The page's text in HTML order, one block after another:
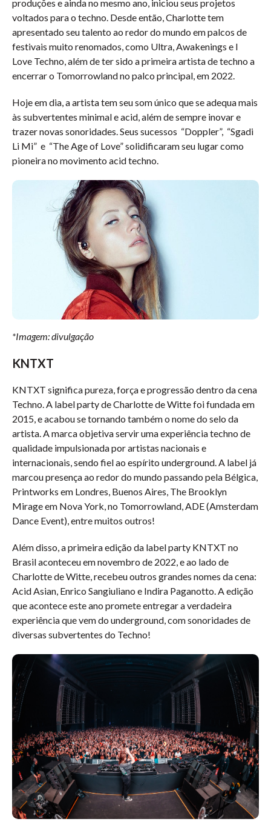
produções e ainda no mesmo ano, iniciou seus projetos
voltados para o techno. Desde então, Charlotte tem
apresentado seu talento ao redor do mundo em palcos de
festivais muito renomados, como Ultra, Awakenings e I
Love Techno, além de ter sido a primeira artista de techno a
encerrar o Tomorrowland no palco principal, em 2022.
Hoje em dia, a artista tem seu som único que se adequa mais
às subvertentes minimal e acid, além de sempre inovar e
trazer novas sonoridades. Seus sucessos “Doppler”, “Sgadi
Li Mi” e “The Age of Love” solidificaram seu lugar como
pioneira no movimento acid techno.
*Imagem: divulgação
KNTXT
KNTXT significa pureza, força e progressão dentro da cena
Techno. A label party de Charlotte de Witte foi fundada em
2015, e acabou se tornando também o nome do selo da
artista. A marca objetiva servir uma experiência techno de
qualidade impulsionada por artistas nacionais e
internacionais, sendo fiel ao espírito underground. A label já
marcou presença ao redor do mundo passando pela Bélgica,
Printworks em Londres, Buenos Aires, The Brooklyn
Mirage em Nova York, no Tomorrowland, ADE (Amsterdam
Dance Event), entre muitos outros!
Além disso, a primeira edição da label party KNTXT no
Brasil aconteceu em novembro de 2022, e ao lado de
Charlotte de Witte, recebeu outros grandes nomes da cena:
Acid Asian, Enrico Sangiuliano e Indira Paganotto. A edição
que acontece este ano promete entregar a verdadeira
experiência que vem do underground, com sonoridades de
diversas subvertentes do Techno!